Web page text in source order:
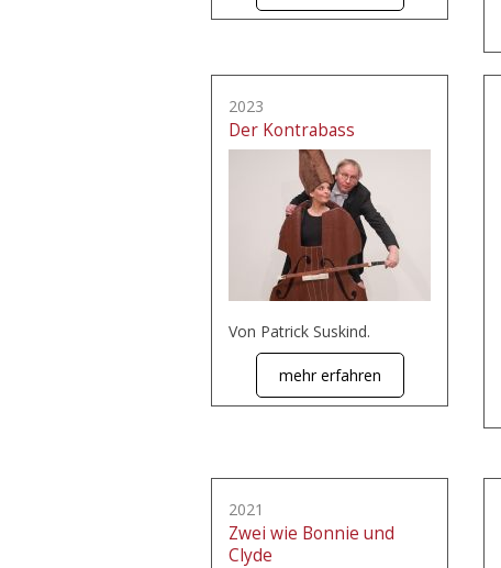
2023
Der Kontrabass
Von Patrick Suskind.
mehr erfahren
2021
Zwei wie Bonnie und
Clyde